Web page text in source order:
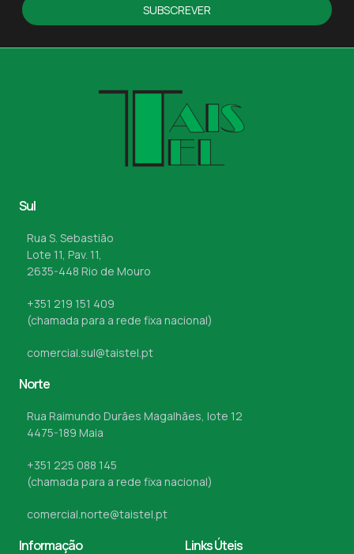
SUBSCREVER
Sul
Rua S. Sebastião
Lote 11, Pav. 11,
2635-448 Rio de Mouro
+351 219 151 409
(chamada para a rede fixa nacional)
comercial.sul@taistel.pt
Norte
Rua Raimundo Durães Magalhães, lote 12
4475-189 Maia
+351 225 088 145
(chamada para a rede fixa nacional)
comercial.norte@taistel.pt
Informação Links Úteis